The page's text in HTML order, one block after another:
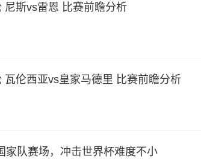
尼斯vs雷恩 比赛前瞻分析
瓦伦西亚vs皇家马德里 比赛前瞻分析
家队赛场，冲击世界杯难度不小